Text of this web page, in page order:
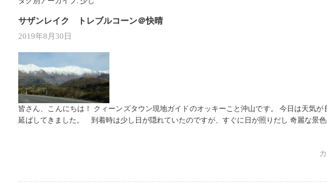
キッズキャンプ・レポート
サザンレイク トレブルコーン＠快晴
2019年8月30日
皆さん、こんにちは！ クィーンズタウン現地ガイドのオッキーこと沖山です。 今日は天気
延ばしてきました。 到着時は少し日が隠れていたのですが、すぐに日が照りだし 奇麗な景